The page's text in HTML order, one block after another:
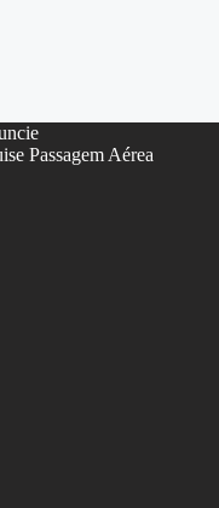
Passagem Aérea